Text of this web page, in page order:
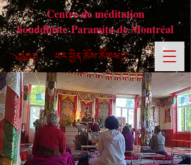
Centre de méditation
bouddhiste Paramita de Montréal